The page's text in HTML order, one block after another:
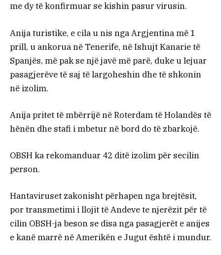
me dy të konfirmuar se kishin pasur virusin.
Anija turistike, e cila u nis nga Argjentina më 1
prill, u ankorua në Tenerife, në Ishujt Kanarie të
Spanjës, më pak se një javë më parë, duke u lejuar
pasagjerëve të saj të largoheshin dhe të shkonin
në izolim.
Anija pritet të mbërrijë në Roterdam të Holandës të
hënën dhe stafi i mbetur në bord do të zbarkojë.
OBSH ka rekomanduar 42 ditë izolim për secilin
person.
Hantaviruset zakonisht përhapen nga brejtësit,
por transmetimi i llojit të Andeve te njerëzit për të
cilin OBSH-ja beson se disa nga pasagjerët e anijes
e kanë marrë në Amerikën e Jugut është i mundur.